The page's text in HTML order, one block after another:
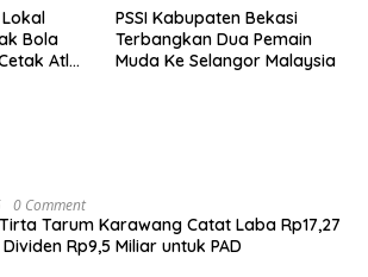
Bola
Atlet
PSSI Kabupaten Bekasi
Terbangkan Dua Pemain
Muda Ke Selangor Malaysia
0 Comment
Tarum Karawang Catat Laba Rp17,27
Rp9,5 Miliar untuk PAD